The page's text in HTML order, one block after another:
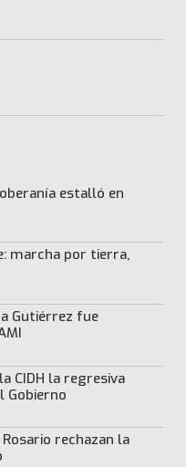
estalló en
marcha por tierra,
Gutiérrez fue
CIDH la regresiva
Gobierno
rechazan la